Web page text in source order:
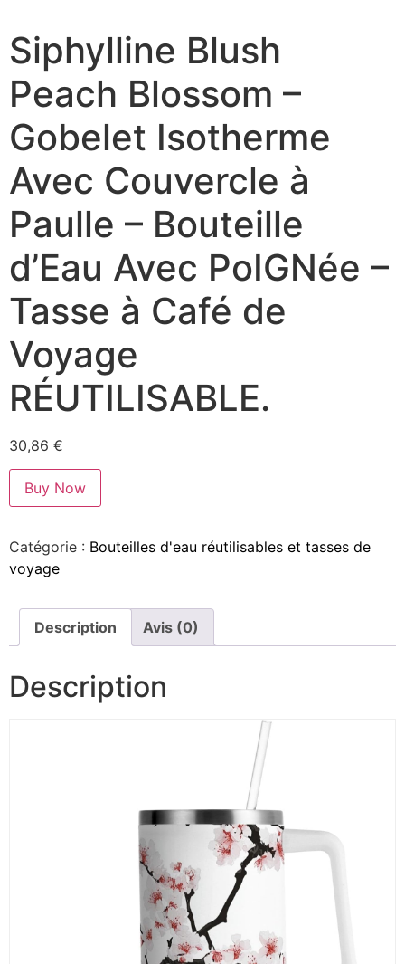
Siphylline Blush
Peach Blossom –
Gobelet Isotherme
Avec Couvercle à
Paulle – Bouteille
d’Eau Avec PoIGNée –
Tasse à Café de
Voyage
RÉUTILISABLE.
30,86 €
Buy Now
Catégorie : Bouteilles d'eau réutilisables et tasses de
voyage
Description Avis (0)
Description